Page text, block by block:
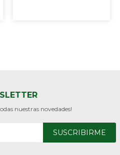
nuestras novedades!
SUSCRIBIRME